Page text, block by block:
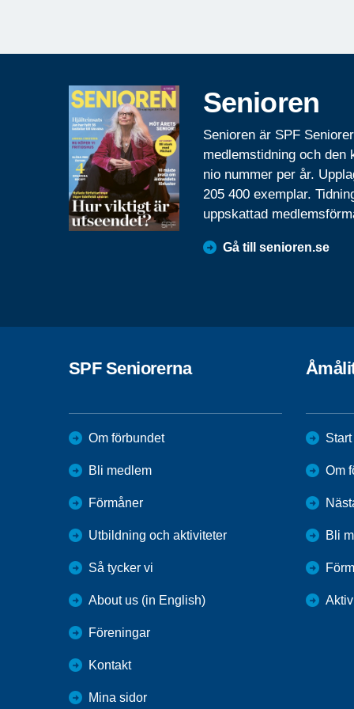
Senioren
Senioren är SPF
medlemstidning och den
nio nummer per år.
205 400 exemplar.
uppskattad
Gå till senioren.se
SPF Seniorerna
Om förbundet
Bli medlem
Förmåner
Utbildning och aktiviteter
Så tycker vi
About us (in English)
Föreningar
Kontakt
Mina sidor
Start
Om
Bli